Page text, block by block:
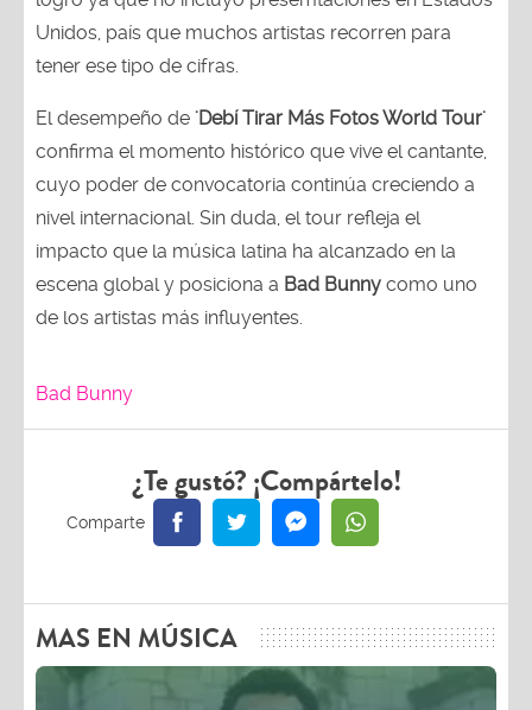
Unidos, país que muchos artistas recorren para
tener ese tipo de cifras.
El desempeño de 'Debí Tirar Más Fotos World Tour'
confirma el momento histórico que vive el cantante,
cuyo poder de convocatoria continúa creciendo a
nivel internacional. Sin duda, el tour refleja el
impacto que la música latina ha alcanzado en la
escena global y posiciona a Bad Bunny como uno
de los artistas más influyentes.
Bad Bunny
¿Te gustó? ¡Compártelo!
MAS EN MÚSICA